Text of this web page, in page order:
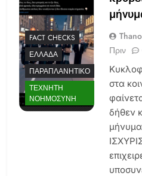
FACT CHECKS
ΕΛΛΆΔΑ
ΠΑΡΑΠΛΑΝΗΤΙΚΌ
ΤΕΧΝΗΤΉ
ΝΟΗΜΟΣΎΝΗ
Πριν
στα
δήθεν